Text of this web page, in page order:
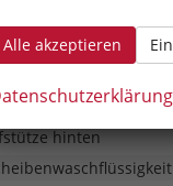
- Auswahl des
vorn
(beim
hinten
Alle akzeptieren